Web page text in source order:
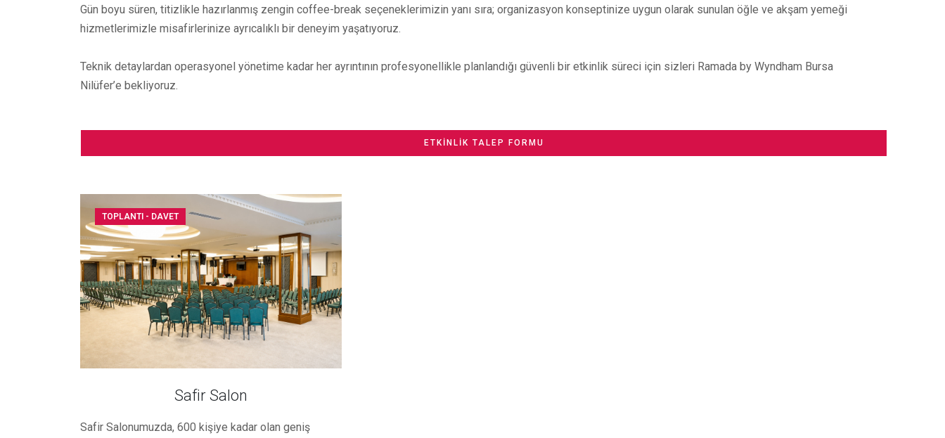
Gün boyu süren, titizlikle hazırlanmış zengin coffee-break seçeneklerimizin yanı sıra; organizasyon konseptinize uygun olarak sunulan öğle ve akşam yemeği
hizmetlerimizle misafirlerinize ayrıcalıklı bir deneyim yaşatıyoruz.
Teknik detaylardan operasyonel yönetime kadar her ayrıntının profesyonellikle planlandığı güvenli bir etkinlik süreci için sizleri Ramada by Wyndham Bursa
Nilüfer’e bekliyoruz.
ETKINLIK TALEP FORMU
TOPLANTI - DAVET
Safir Salon
Safir Salonumuzda, 600 kişiye kadar olan geniş